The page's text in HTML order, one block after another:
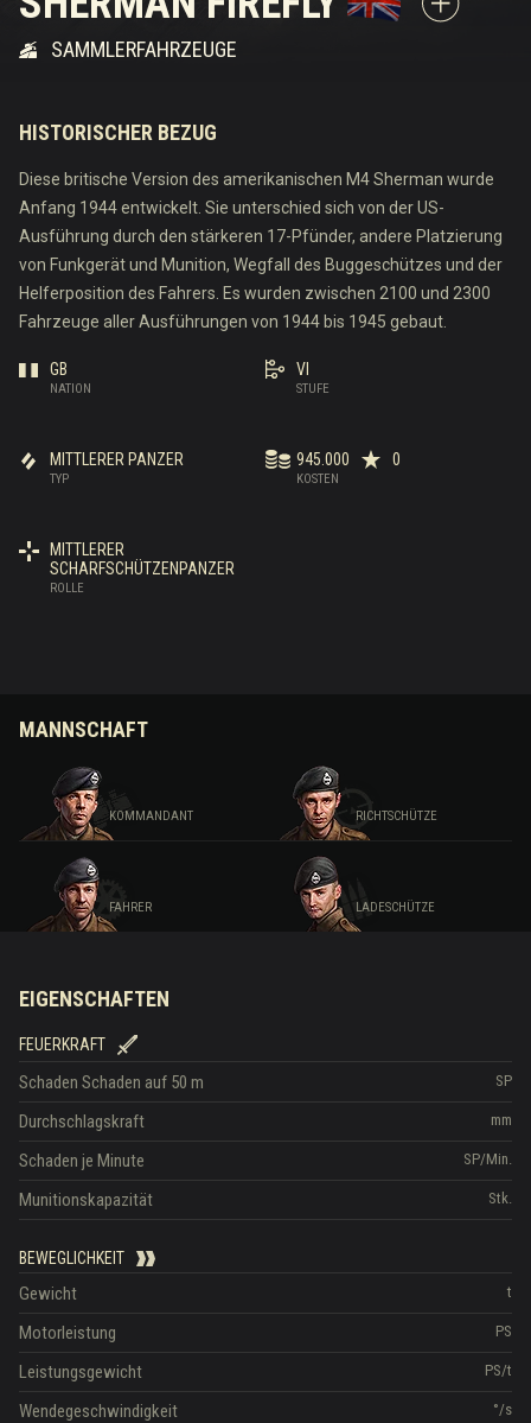
SAMMLERFAHRZEUGE
HISTORISCHER BEZUG
Diese britische Version des amerikanischen M4 Sherman wurde
Anfang 1944 entwickelt. Sie unterschied sich von der US-
Ausführung durch den stärkeren 17-Pfünder, andere Platzierung
von Funkgerät und Munition, Wegfall des Buggeschützes und der
Helferposition des Fahrers. Es wurden zwischen 2100 und 2300
Fahrzeuge aller Ausführungen von 1944 bis 1945 gebaut.
NATION
GB
STUFE
VI
TYP
MITTLERER PANZER
KOSTEN
945.000 0
ROLLE
MITTLERER
SCHARFSCHÜTZENPANZER
MANNSCHAFT
KOMMANDANT RICHTSCHÜTZE
FAHRER LADESCHÜTZE
EIGENSCHAFTEN
FEUERKRAFT
SP
Schaden Schaden auf 50 m
mm
Durchschlagskraft
SP/Min.
Schaden je Minute
Stk.
Munitionskapazität
BEWEGLICHKEIT
t
Gewicht
PS
Motorleistung
PS/t
Leistungsgewicht
°/s
Wendegeschwindigkeit